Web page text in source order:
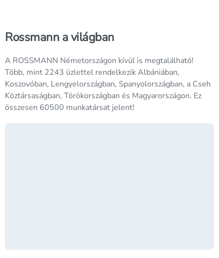
Rossmann a világban
A ROSSMANN Németországon kívül is megtalálható!
Több, mint 2243 üzlettel rendelkezik Albániában,
Koszovóban, Lengyelországban, Spanyolországban, a Cseh
Köztársaságban, Törökországban és Magyarországon. Ez
összesen 60500 munkatársat jelent!